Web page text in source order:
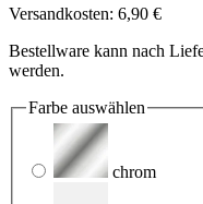
Versandkosten: 6,90 €
Bestellware kann nach
werden.
Farbe auswählen
chrom